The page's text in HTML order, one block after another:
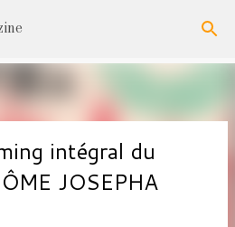
contenu principal
intégral du
JOSEPHA